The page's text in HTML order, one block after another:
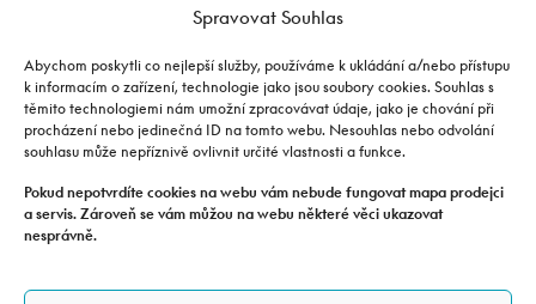
Spravovat Souhlas
Abychom poskytli co nejlepší služby, používáme k ukládání a/nebo přístupu
k informacím o zařízení, technologie jako jsou soubory cookies. Souhlas s
těmito technologiemi nám umožní zpracovávat údaje, jako je chování při
procházení nebo jedinečná ID na tomto webu. Nesouhlas nebo odvolání
souhlasu může nepříznivě ovlivnit určité vlastnosti a funkce.
Pokud nepotvrdíte cookies na webu vám nebude fungovat mapa prodejci
a servis. Zároveň se vám můžou na webu některé věci ukazovat
nesprávně.
značky CFMOTO pro ČR a SR | Web spravuje
Team
Fotografie mají pouze ilustrativní charakter. Výbava, barevné
kombinace apod. se mohou lišit. Pro upřesnění kontaktujte svého
prodejce. | Veškeré zobrazené informace mají pouze informativní
charakter a nejsou nabídkou ve smyslu ustanovení §1732 odst. 2
zákona č. 89/2012 Sb., občanského zákoníku.
JOURNEYMAN CZ s.r.o. | Podjavorinské 1606/16, Chodov, 149 00